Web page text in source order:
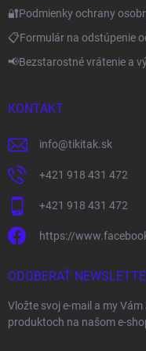
🔐Podmienky ochrany
📋Formulár na odstúpenie
📢Bezstarostné vrátenie a
KONTAKT
info@tikitak.sk
+421 918 431 472
+421 918 431 472
https://
ODOBERAŤ
Vložte svoj e-mail a my
produktoch na našom e-